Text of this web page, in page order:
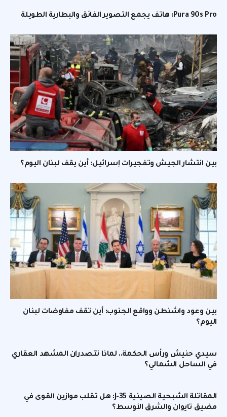
Pura 90s Pro: هاتف يجمع التصوير الفائق والبطارية الطويلة
بين انتشار الجيش وتفجيرات إسرائيل: أين يقف لبنان اليوم؟
بين وعود واشنطن وواقع الجنوب: أين تقف مفاوضات لبنان
اليوم؟
سيدي حنيش ورأس الحكمة.. لماذا تتصدران المشهد العقاري
في الساحل الشمالي؟
المقاتلة الشبحية الصينية J-35: هل تقلب موازين القوى في
مضيق تايوان والشرق الأوسط؟